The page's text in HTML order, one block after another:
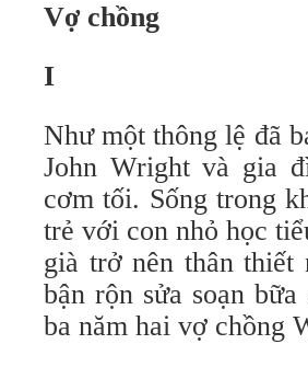
Vợ chồng
I
Như một thông lệ đã
John Wright và gia
cơm tối. Sống trong
trẻ với con nhỏ học
già trở nên thân
bận rộn sửa soạn
ba năm hai vợ chồng